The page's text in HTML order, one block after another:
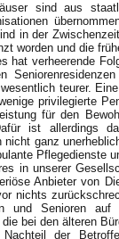
sind aus
in der
worden und die
hat verheerende
teurer.
privilegierte
für den
ist allerdings
ganz
Pflegedienste
in unserer
Anbieter von
nichts
und Senioren
bei den älteren
der